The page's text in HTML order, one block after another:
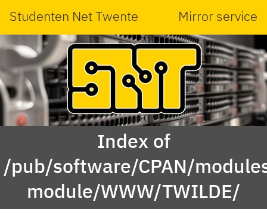
Studenten Net Twente Mirror service
Index of
/pub/software/CPAN/
module/WWW/TWILDE/